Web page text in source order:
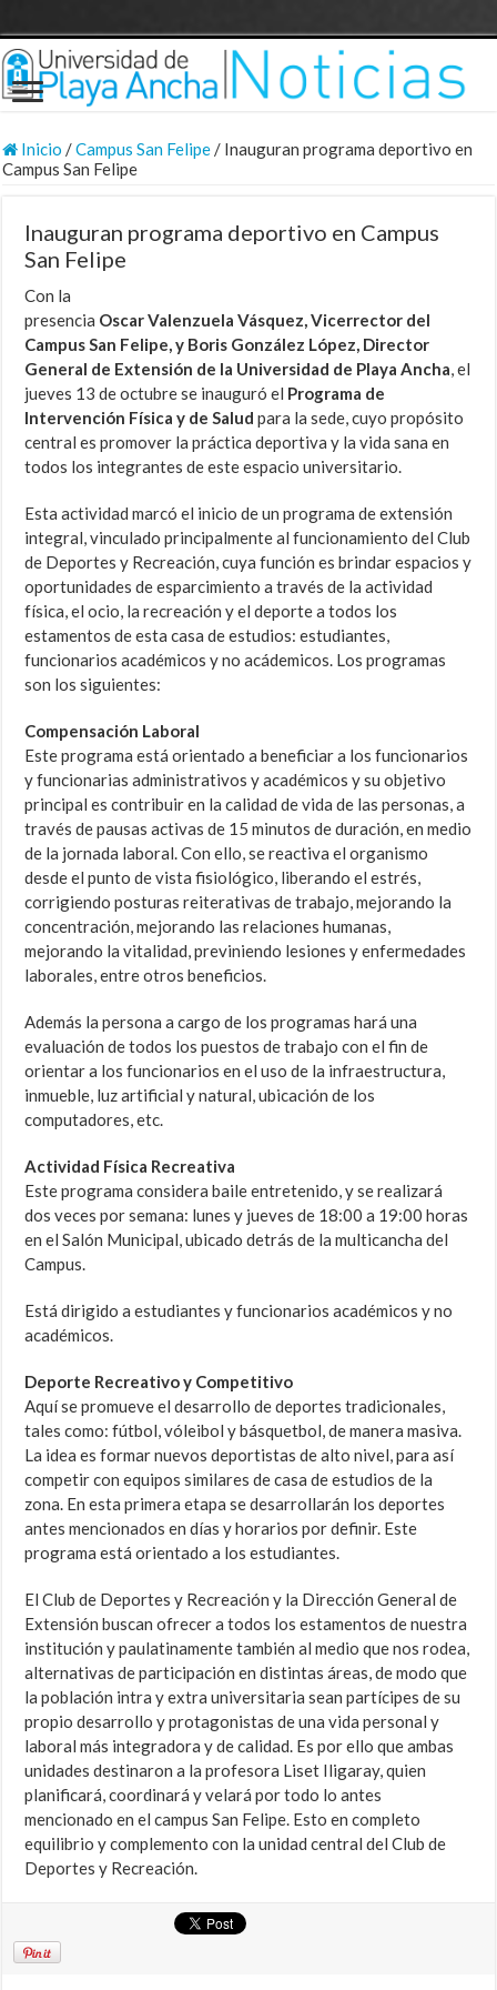
Inicio /Campus San Felipe/ Inauguran programa deportivo en
Campus San Felipe
Inauguran programa deportivo en Campus
San Felipe
Con la
presencia Oscar Valenzuela Vásquez, Vicerrector del
Campus San Felipe, y Boris González López, Director
General de Extensión de la Universidad de Playa Ancha, el
jueves 13 de octubre se inauguró el Programa de
Intervención Física y de Salud para la sede, cuyo propósito
central es promover la práctica deportiva y la vida sana en
todos los integrantes de este espacio universitario.
Esta actividad marcó el inicio de un programa de extensión
integral, vinculado principalmente al funcionamiento del Club
de Deportes y Recreación, cuya función es brindar espacios y
oportunidades de esparcimiento a través de la actividad
física, el ocio, la recreación y el deporte a todos los
estamentos de esta casa de estudios: estudiantes,
funcionarios académicos y no acádemicos. Los programas
son los siguientes:
Compensación Laboral
Este programa está orientado a beneficiar a los funcionarios
y funcionarias administrativos y académicos y su objetivo
principal es contribuir en la calidad de vida de las personas, a
través de pausas activas de 15 minutos de duración, en medio
de la jornada laboral. Con ello, se reactiva el organismo
desde el punto de vista fisiológico, liberando el estrés,
corrigiendo posturas reiterativas de trabajo, mejorando la
concentración, mejorando las relaciones humanas,
mejorando la vitalidad, previniendo lesiones y enfermedades
laborales, entre otros beneficios.
Además la persona a cargo de los programas hará una
evaluación de todos los puestos de trabajo con el fin de
orientar a los funcionarios en el uso de la infraestructura,
inmueble, luz artificial y natural, ubicación de los
computadores, etc.
Actividad Física Recreativa
Este programa considera baile entretenido, y se realizará
dos veces por semana: lunes y jueves de 18:00 a 19:00 horas
en el Salón Municipal, ubicado detrás de la multicancha del
Campus.
Está dirigido a estudiantes y funcionarios académicos y no
académicos.
Deporte Recreativo y Competitivo
Aquí se promueve el desarrollo de deportes tradicionales,
tales como: fútbol, vóleibol y básquetbol, de manera masiva.
La idea es formar nuevos deportistas de alto nivel, para así
competir con equipos similares de casa de estudios de la
zona. En esta primera etapa se desarrollarán los deportes
antes mencionados en días y horarios por definir. Este
programa está orientado a los estudiantes.
El Club de Deportes y Recreación y la Dirección General de
Extensión buscan ofrecer a todos los estamentos de nuestra
institución y paulatinamente también al medio que nos rodea,
alternativas de participación en distintas áreas, de modo que
la población intra y extra universitaria sean partícipes de su
propio desarrollo y protagonistas de una vida personal y
laboral más integradora y de calidad. Es por ello que ambas
unidades destinaron a la profesora Liset Iligaray, quien
planificará, coordinará y velará por todo lo antes
mencionado en el campus San Felipe. Esto en completo
equilibrio y complemento con la unidad central del Club de
Deportes y Recreación.